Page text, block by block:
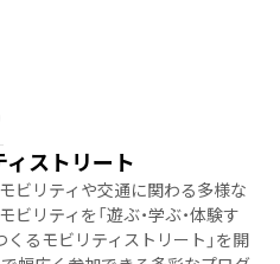
ストリート
ビリティや交通に関わる多様な
リティを「遊ぶ・学ぶ・体験す
くるモビリティストリート」を開